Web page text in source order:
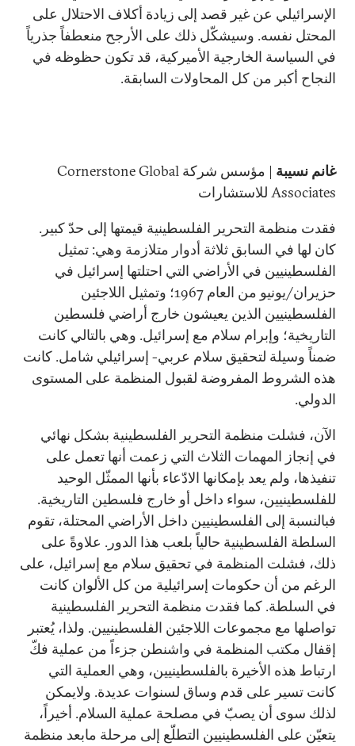
الإسرائيلي عن غير قصد إلى زيادة أكلاف الاحتلال على
المحتل نفسه. وسيشكّل ذلك على الأرجح منعطفاً جذرياً
في السياسة الخارجية الأميركية، قد تكون حظوظه في
النجاح أكبر من كل المحاولات السابقة.
غانم نسيبة | مؤسس شركة Cornerstone Global
Associates للاستشارات
فقدت منظمة التحرير الفلسطينية قيمتها إلى حدّ كبير.
كان لها في السابق ثلاثة أدوار متلازمة وهي: تمثيل
الفلسطينيين في الأراضي التي احتلتها إسرائيل في
حزيران/يونيو من العام 1967؛ وتمثيل اللاجئين
الفلسطينيين الذين يعيشون خارج أراضي فلسطين
التاريخية؛ وإبرام سلام مع إسرائيل. وهي بالتالي كانت
ضمناً وسيلة لتحقيق سلام عربي- إسرائيلي شامل. كانت
هذه الشروط المفروضة لقبول المنظمة على المستوى
الدولي.
الآن، فشلت منظمة التحرير الفلسطينية بشكل نهائي
في إنجاز المهمات الثلاث التي زعمت أنها تعمل على
تنفيذها، ولم يعد بإمكانها الادّعاء بأنها الممثّل الوحيد
للفلسطينيين، سواء داخل أو خارج فلسطين التاريخية.
فبالنسبة إلى الفلسطينيين داخل الأراضي المحتلة، تقوم
السلطة الفلسطينية حالياً بلعب هذا الدور. علاوةً على
ذلك، فشلت المنظمة في تحقيق سلام مع إسرائيل، على
الرغم من أن حكومات إسرائيلية من كل الألوان كانت
في السلطة. كما فقدت منظمة التحرير الفلسطينية
تواصلها مع مجموعات اللاجئين الفلسطينيين. ولذا، يُعتبر
إقفال مكتب المنظمة في واشنطن جزءاً من عملية فكّ
ارتباط هذه الأخيرة بالفلسطينيين، وهي العملية التي
كانت تسير على قدم وساق لسنوات عديدة. ولايمكن
لذلك سوى أن يصبّ في مصلحة عملية السلام. أخيراً،
يتعيّن على الفلسطينيين التطلّع إلى مرحلة مابعد منظمة